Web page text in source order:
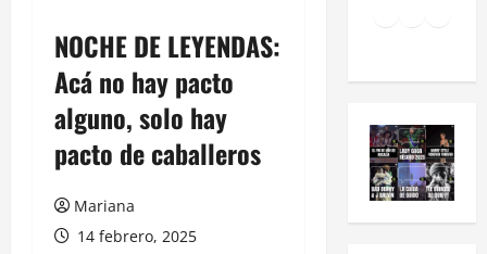
NOCHE DE LEYENDAS:
Acá no hay pacto
alguno, solo hay
pacto de caballeros
Mariana
14 febrero, 2025